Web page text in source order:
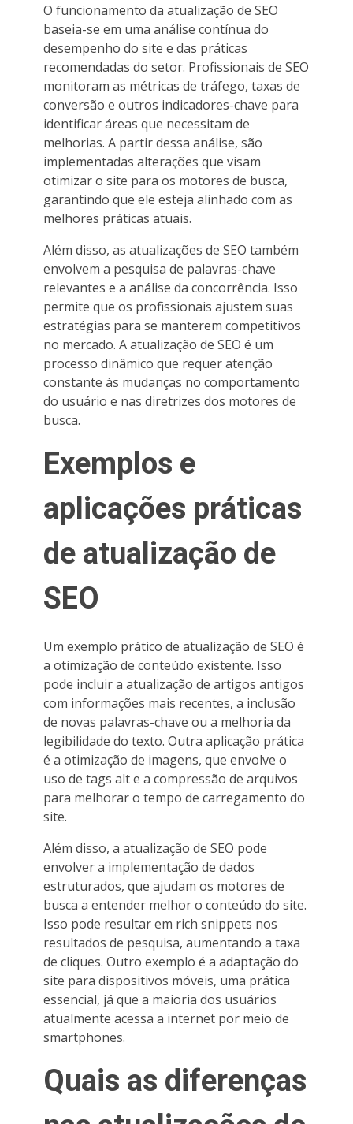
O funcionamento da atualização de SEO
baseia-se em uma análise contínua do
desempenho do site e das práticas
recomendadas do setor. Profissionais de SEO
monitoram as métricas de tráfego, taxas de
conversão e outros indicadores-chave para
identificar áreas que necessitam de
melhorias. A partir dessa análise, são
implementadas alterações que visam
otimizar o site para os motores de busca,
garantindo que ele esteja alinhado com as
melhores práticas atuais.
Além disso, as atualizações de SEO também
envolvem a pesquisa de palavras-chave
relevantes e a análise da concorrência. Isso
permite que os profissionais ajustem suas
estratégias para se manterem competitivos
no mercado. A atualização de SEO é um
processo dinâmico que requer atenção
constante às mudanças no comportamento
do usuário e nas diretrizes dos motores de
busca.
Exemplos e
aplicações práticas
de atualização de
SEO
Um exemplo prático de atualização de SEO é
a otimização de conteúdo existente. Isso
pode incluir a atualização de artigos antigos
com informações mais recentes, a inclusão
de novas palavras-chave ou a melhoria da
legibilidade do texto. Outra aplicação prática
é a otimização de imagens, que envolve o
uso de tags alt e a compressão de arquivos
para melhorar o tempo de carregamento do
site.
Além disso, a atualização de SEO pode
envolver a implementação de dados
estruturados, que ajudam os motores de
busca a entender melhor o conteúdo do site.
Isso pode resultar em rich snippets nos
resultados de pesquisa, aumentando a taxa
de cliques. Outro exemplo é a adaptação do
site para dispositivos móveis, uma prática
essencial, já que a maioria dos usuários
atualmente acessa a internet por meio de
smartphones.
Quais as diferenças